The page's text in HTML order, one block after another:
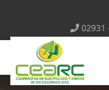
02931